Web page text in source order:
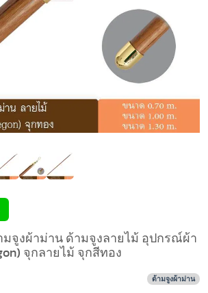
ามจูงผ้าม่าน ด้ามจูงลายไม้ อุปกรณ์ผ้า
จุกลายไม้ จุกสีทอง
ด้ามจูงผ้าม่าน